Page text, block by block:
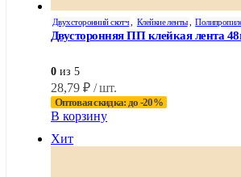
Двухсторонний скотч Клейкие ленты
Двусторонняя ПП клейкая лента
0 из 5
28,79 ₽ / шт.
Оптовая скидка: до -20%
В корзину
Хит